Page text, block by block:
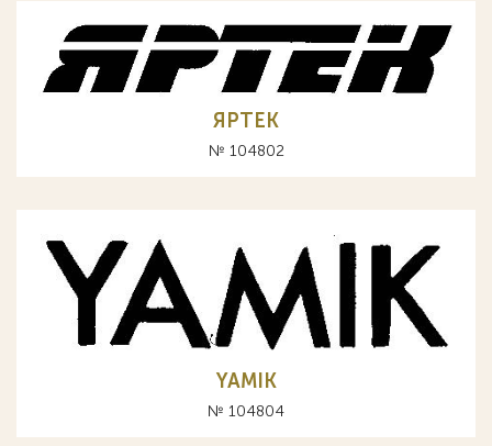
ЯРТЕК
№ 104802
YAMIK
№ 104804